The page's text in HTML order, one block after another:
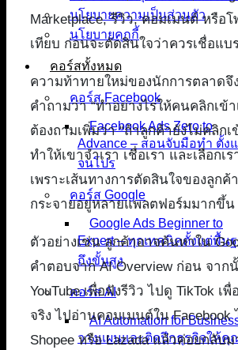
นโยบายความเป็นส่วนตัว
นโยบายคุกกี้
คอร์สทั้งหมด
คอร์ส Facebook
Facebook Ads Zero to
Advance – สอนจับมือทำ ตั้ง
จนโปร
คอร์ส Google
Google Ads Beginner to
Expert – ทุกเทคนิคตั้งแต่พื้น
ถึงขั้นสูง
คอร์ส AI
AI Automation for
วางแผนและติดปีกธุรกิจให้คุ
Marketplace, รีวิว, คอมเมนต์ หรือโ
เทียบ ก่อนจะตัดสินใจว่าควรเชื่อแ
ความท้าทายใหม่ของนักการตลาดจึ
คำถามว่า “ทำอย่างไรให้คนคลิกเข้า
ต้องถามเพิ่มว่า “ถ้าลูกค้ายังไม่คลิกเ
ทำให้เขาจำเรา เชื่อเรา และเลือกเร
เพราะเส้นทางการตัดสินใจของลูกค้
กระจายอยู่หลายแพลตฟอร์มมากขึ้น
ตัวอย่างเช่น ลูกค้าอาจค้นหาใน
คำตอบจาก AI Overview ก่อน จาก
YouTube เพื่อฟังรีวิว ไปดู TikTok เ
จริง ไปอ่านคอมเมนต์ใน Facebook
Shopee หรือ Lazada แล้วค่อยกลับ